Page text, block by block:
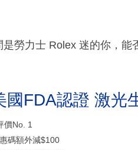
勞力士 Rolex 迷的你，
國FDA認證 激光
價No. 1
碼額外減$100